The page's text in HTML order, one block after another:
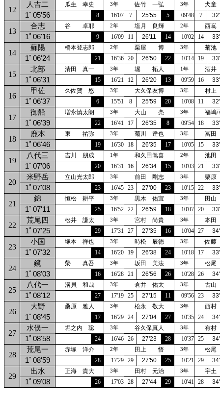
12
人吉二 瓜生 幸史 3年 佐竹 一弘 3年 犬童
1ﾟ05'56 8 16'07 7 25'55 5 09'48 7
13
合志 谷 卓耶 2年 塩月 良輝 2年 西嶌
1ﾟ06'16 9 16'09 11 26'11 14 10'02 14
14
蘇陽 橋本登志郎 2年 栗屋 博 3年 菊池
1ﾟ06'24 21 16'36 20 26'50 22 10'14 19
15
北部 清田 真一 3年 堀 拓人 1年 酒井
1ﾟ06'31 15 16'21 12 26'20 13 09'59 16
16
甲佐 久佐賀 悠 3年 大久保友博 3年 村上
1ﾟ06'37 6 15'51 8 25'59 20 10'08 11
17
御船 増永慎太朗 3年 大山 亮 3年 福嶋
1ﾟ06'39 22 16'41 17 26'35 8 09'54 18
18
鹿本 東 祐弥 3年 菊川 達也 3年 冨田
1ﾟ06'46 19 16'30 18 26'35 17 10'05 15
19
八代三 吉川 朋成 1年 和久田嵩喜 2年 池
1ﾟ07'06 20 16'31 16 26'34 15 10'03 21
20
米野岳 立山光太郎 3年 前田 剛志 3年 栗
1ﾟ07'08 23 16'45 23 27'00 23 10'15 22
21
錦 恒松 耕平 3年 黒木 佑宜 3年 田
1ﾟ07'11 25 16'52 22 26'59 18 10'07 20
22
荒尾四 松井 謙太 3年 宮村 尚貴 3年 本田
1ﾟ07'25 29 17'31 27 27'35 16 10'04 27
23
小国 塚本 祥也 3年 時松 辰徳 3年 佐藤
1ﾟ07'32 14 16'20 19 26'38 24 10'18 17
24
鏡 榮 真吾 3年 坂田 美法 3年 松尾
1ﾟ08'03 16 16'28 21 26'56 26 10'28 26
25
八代一 溝貝 和哉 3年 倉井 佑太 3年 古
1ﾟ08'12 27 17'19 25 27'15 11 09'56 23
26
大野 桑原 雅人 3年 松永 敬大 3年 西村
1ﾟ08'45 17 16'29 24 27'04 27 10'35 24
27
水俣一 堀之内 聡 3年 谷久保真人 3年 有村
1ﾟ08'58 24 16'46 26 27'23 28 10'37 25
28
荒尾一 赤塚 洋介 2年 田上 悟 3年 松尾
1ﾟ08'59 28 17'29 29 27'50 25 10'21 29
29
出水 正海 貴大 3年 田村 元治 3年 宇
1ﾟ09'08 26 17'03 28 27'44 29 10'41 28